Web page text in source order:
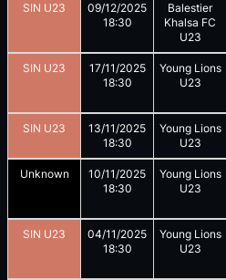
SIN U23
09/12/2025
18:30
Balestier
Khalsa FC
U23
SIN U23
17/11/2025
18:30
Young Lions
U23
SIN U23
13/11/2025
18:30
Young Lions
U23
Unknown
10/11/2025
18:30
Young Lions
U23
SIN U23
04/11/2025
18:30
Young Lions
U23